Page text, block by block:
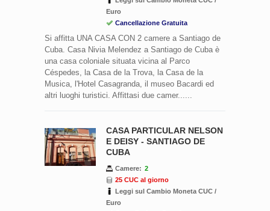
Euro
Cancellazione Gratuita
Si affitta UNA CASA CON 2 camere a Santiago de
Cuba. Casa Nivia Melendez a Santiago de Cuba è
una casa coloniale situata vicina al Parco
Céspedes, la Casa de la Trova, la Casa de la
Musica, l'Hotel Casagranda, il museo Bacardi ed
altri luoghi turistici. Affittasi due camer......
CASA PARTICULAR NELSON
E DEISY - SANTIAGO DE
CUBA
Camere: 2
25 CUC al giorno
Leggi sul Cambio Moneta CUC /
Euro